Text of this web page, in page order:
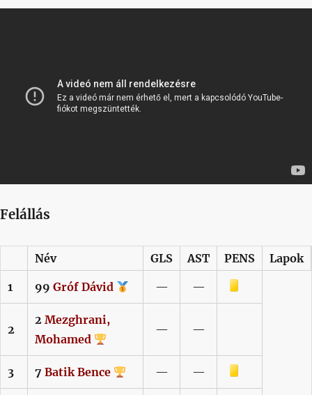
Felállás
Név GLS AST PENS Lapok
1 99 Gróf Dávid — —
Sárga lap
2
2 Mezghrani,
Mohamed
— —
3 7 Batik Bence — —
Sárga lap